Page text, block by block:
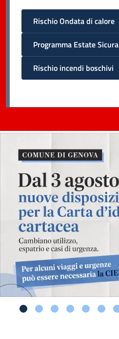
Rischio Ondata di calore
Programma Estate Sicura
Rischio incendi boschivi